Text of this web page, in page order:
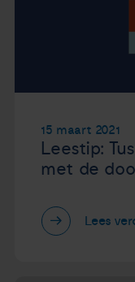
15 maart 2021
Leestip:
met de
Lees